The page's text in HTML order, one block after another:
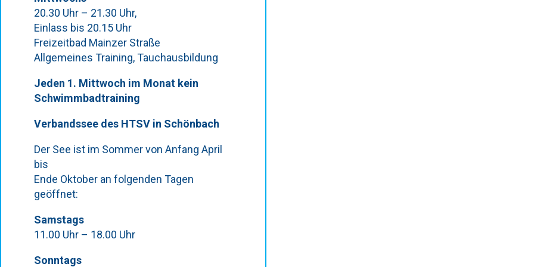
20.30 Uhr – 21.30 Uhr,
Einlass bis 20.15 Uhr
Freizeitbad Mainzer Straße
Allgemeines Training, Tauchausbildung
Jeden 1. Mittwoch im Monat kein
Schwimmbadtraining
Verbandssee des HTSV in Schönbach
Der See ist im Sommer von Anfang April
bis
Ende Oktober an folgenden Tagen
geöffnet:
Samstags
11.00 Uhr – 18.00 Uhr
Sonntags